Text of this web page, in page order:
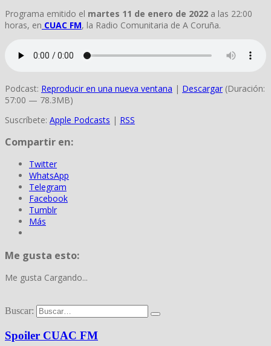
Programa emitido el martes 11 de enero de 2022 a las 22:00
horas, en CUAC FM, la Radio Comunitaria de A Coruña.
Podcast: Reproducir en una nueva ventana | Descargar (Duración:
57:00 — 78.3MB)
Suscríbete: Apple Podcasts | RSS
Compartir en:
Twitter
WhatsApp
Telegram
Facebook
Tumblr
Más
Me gusta esto:
Me gusta Cargando...
Buscar:
Spoiler CUAC FM